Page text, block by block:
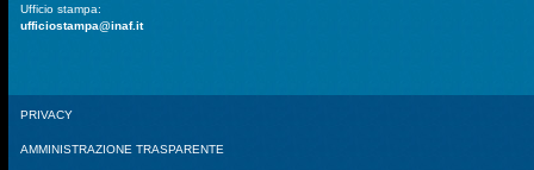
Ufficio stampa:
ufficiostampa@inaf.it
PRIVACY
AMMINISTRAZIONE TRASPARENTE